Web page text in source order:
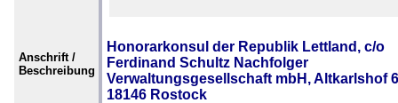
Anschrift /
Beschreibung
Honorarkonsul der Republik Lettland, c/o
Ferdinand Schultz Nachfolger
Verwaltungsgesellschaft mbH, Altkarlshof
18146 Rostock